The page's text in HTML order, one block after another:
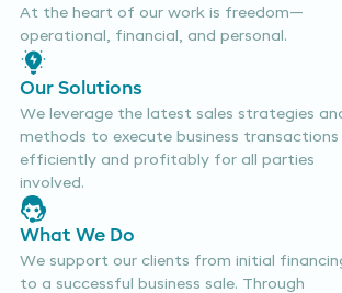
At the heart of our work is freedom—
operational, financial, and personal.
Our Solutions
We leverage the latest sales strategies
methods to execute business transactions
efficiently and profitably for all parties
involved.
What We Do
We support our clients from initial
to a successful business sale. Through